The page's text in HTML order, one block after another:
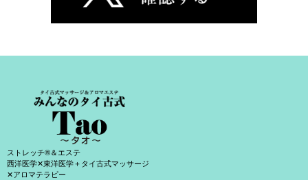
ストレッチ®＆エステ
西洋医学✕東洋医学＋タイ古式マッサージ
✕アロマテラピー